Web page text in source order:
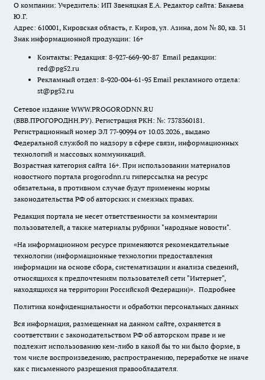
О компании: Учредитель: ИП Звеняцкая Е.А. Редактор сайта: Бакаева
Ю.Г.
Адрес: 610001, Кировская область, г. Киров, ул. Азина, дом № 80, кв. 31
Знак информационной продукции: 16+
Контакты: Редакция: 8-927-669-90-87 Email редакции:
red@pg52.ru
Рекламный отдел: 8-920-004-61-95 Email рекламного отдела:
st@pg52.ru
Сетевое издание WWW.PROGORODNN.RU
(ВВВ.ПРОГОРОДНН.РУ). Регистрация РКН: №: 7378360181.
Регистрационный номер ЭЛ 77-90994 от 10.03.2026., выдано
Федеральной службой по надзору в сфере связи, информационных
технологий и массовых коммуникаций.
Возрастная категория сайта 16+. При использовании материалов
новостного портала progorodnn.ru гиперссылка на ресурс
обязательна, в противном случае будут применены нормы
законодательства РФ об авторских и смежных правах.
Редакция портала не несет ответственности за комментарии
пользователей, а также материалы рубрики "народные новости".
«На информационном ресурсе применяются рекомендательные
технологии (информационные технологии предоставления
информации на основе сбора, систематизации и анализа сведений,
относящихся к предпочтениям пользователей сети "Интернет",
находящихся на территории Российской Федерации)». Подробнее
Политика конфиденциальности и обработки персональных данных
Вся информация, размещенная на данном сайте, охраняется в
соответствии с законодательством РФ об авторском праве и не
подлежит использованию кем-либо в какой бы то ни было форме, в
том числе воспроизведению, распространению, переработке не иначе
как с письменного разрешения правообладателя.